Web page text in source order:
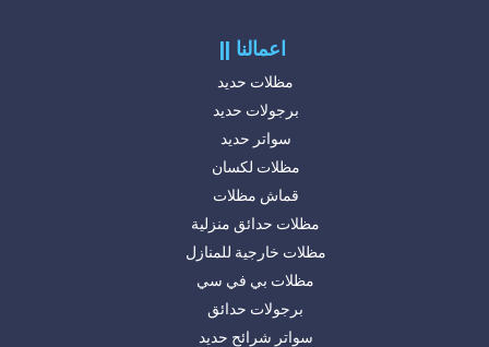
مظلات حديد
برجولات حديد
سواتر حديد
مظلات لكسان
قماش مظلات
مظلات حدائق منزلية
مظلات خارجية للمنازل
مظلات بي في سي
برجولات حدائق
سواتر شرائح حديد